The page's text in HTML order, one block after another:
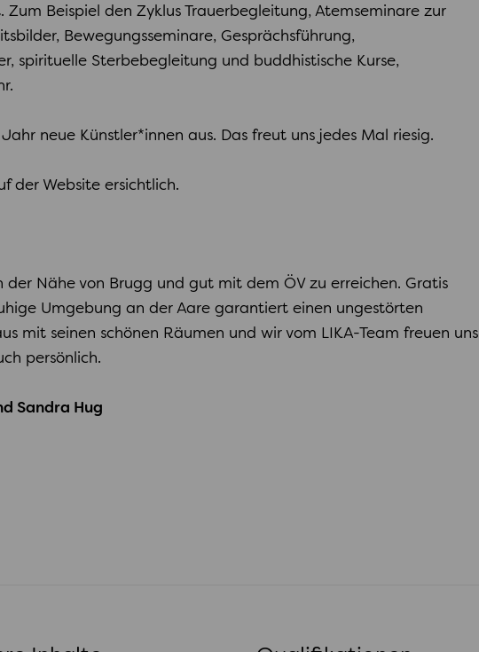
Beispiel den Zyklus Trauerbegleitung, Atemseminare zur
Bewegungsseminare, Gesprächsführung,
spirituelle Sterbebegleitung und buddhistische Kurse,
neue Künstler*innen aus. Das freut uns jedes Mal riesig.
der Website ersichtlich.
der Nähe von Brugg und gut mit dem ÖV zu erreichen. Gratis
Umgebung an der Aare garantiert einen ungestörten
mit seinen schönen Räumen und wir vom LIKA-Team freuen uns
persönlich.
Sandra Hug